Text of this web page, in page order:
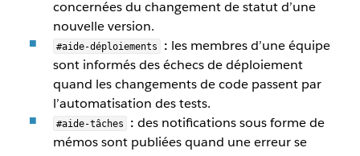
concernées du changement de statut d’une
nouvelle version.
#aide-déploiements : les membres d’une équipe
sont informés des échecs de déploiement
quand les changements de code passent par
l’automatisation des tests.
#aide-tâches : des notifications sous forme de
mémos sont publiées quand une erreur se